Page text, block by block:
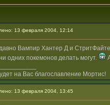
13 февраля 2004, 12:14
Вампир Хантер Д и
одних покемонов делать могут.
на Вас благославление Мортис!
13 февраля 2004, 13:45